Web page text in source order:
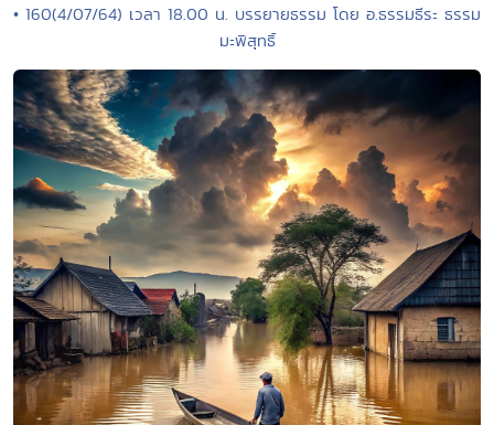
• 160(4/07/64) เวลา 18.00 น. บรรยายธรรม โดย อ.ธรรมธีระ ธรรม
มะพิสุทธิ์